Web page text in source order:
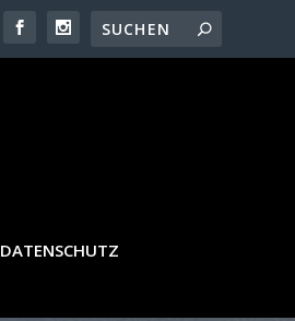
DATENSCHUTZ